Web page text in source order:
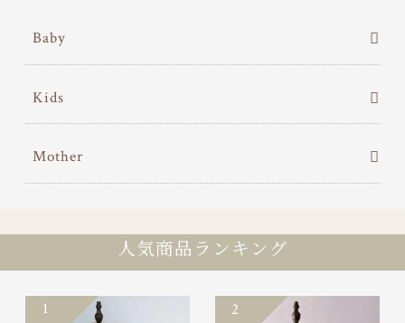
Baby
Kids
Mother
人気商品ランキング
1 2